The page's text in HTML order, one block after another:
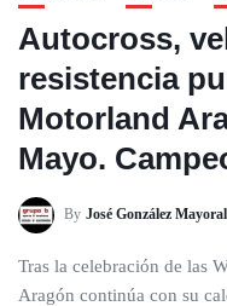
Autocross,
resistencia
Motorland
Mayo.
By José González Mayoral
Tras la celebración de las
Aragón continúa con su